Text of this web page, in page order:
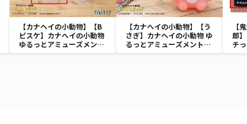
【カナヘイの小動物】【B
ピスケ】カナヘイの小動物
ゆるっとアミューズメント
蓋付きドリンクカップ
【カナヘイの小動物】【う
さぎ】カナヘイの小動物 ゆ
るっとアミューズメント
きらきらルームライト うさ
【
郎
チ
郎